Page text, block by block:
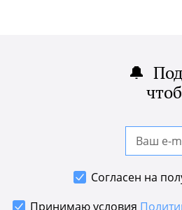
🔔
Согласен на
Принимаю условия